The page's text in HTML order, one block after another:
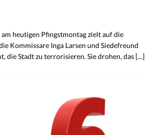
heutigen Pfingstmontag zielt auf die
Kommissare Inga Larsen und Siedefreund
die Stadt zu terrorisieren. Sie drohen, das […]